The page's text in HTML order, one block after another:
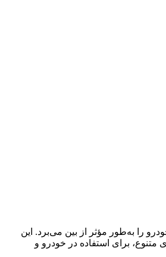
داخل خودرو را به‌طور مؤثر از بین می‌برد. این
متنوع، برای استفاده در خودرو و